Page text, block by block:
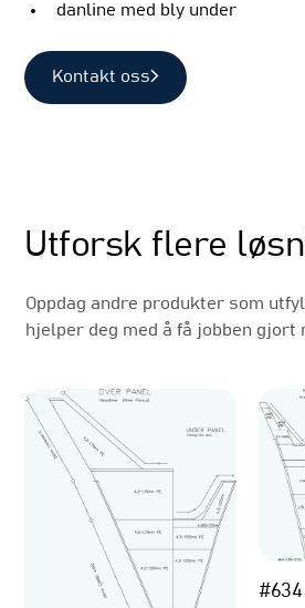
danline med bly under
Kontakt oss
Utforsk flere
Oppdag andre produkter som
hjelper deg med å få jobben gjort